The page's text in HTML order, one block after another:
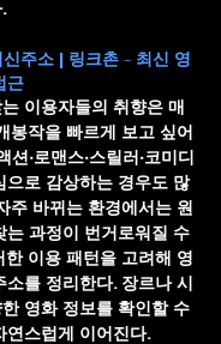
주소 | 링크촌 - 최신 영
근
이용자들의 취향은 매
봉작을 빠르게 보고 싶어
·로맨스·스릴러·코미디
으로 감상하는 경우도 많
주 바뀌는 환경에서는 원
는 과정이 번거로워질 수
한 이용 패턴을 고려해 영
를 정리한다. 장르나 시
영화 정보를 확인할 수
연스럽게 이어진다.